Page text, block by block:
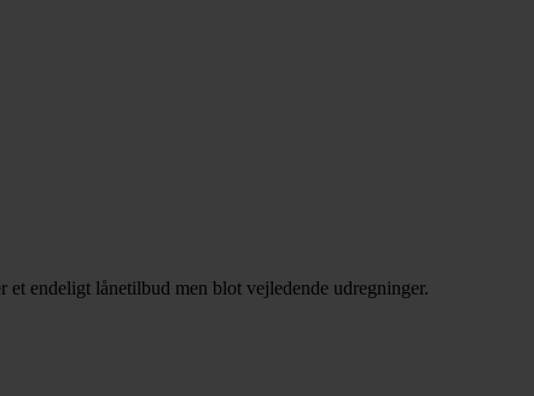
endeligt lånetilbud men blot vejledende udregninger.